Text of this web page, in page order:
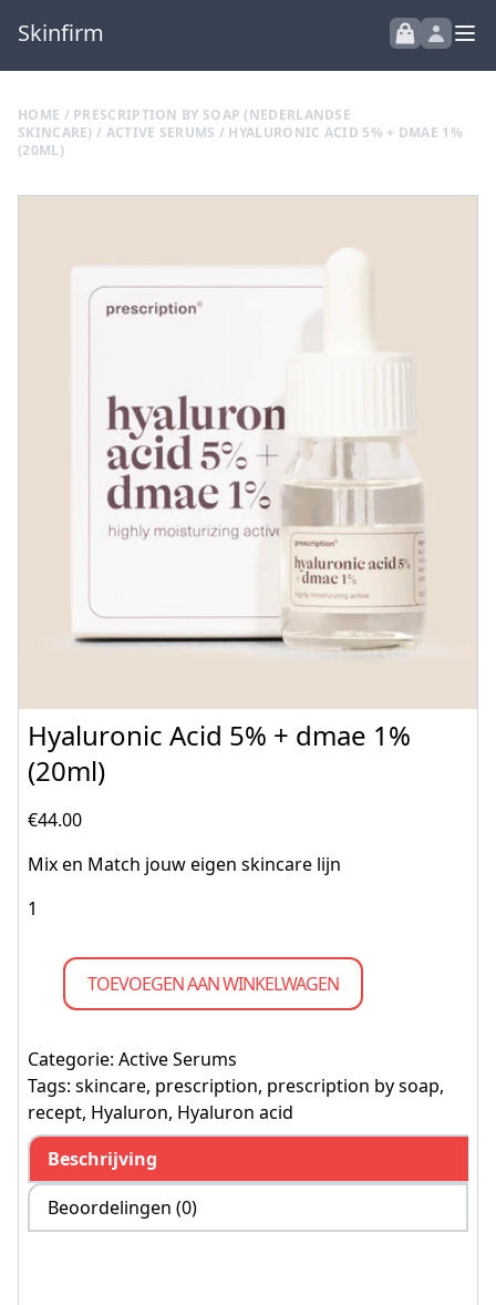
Skinfirm
HOME / PRESCRIPTION BY SOAP (NEDERLANDSE
SKINCARE) / ACTIVE SERUMS / HYALURONIC ACID 5% + DMAE 1%
(20ML)
Hyaluronic Acid 5% + dmae 1%
(20ml)
€44.00
Mix en Match jouw eigen skincare lijn
TOEVOEGEN AAN WINKELWAGEN
Categorie: Active Serums
Tags: skincare, prescription, prescription by soap,
recept, Hyaluron, Hyaluron acid
Beschrijving
Beoordelingen (0)